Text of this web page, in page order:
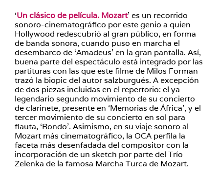
‘Un clásico de película. Mozart’ es un recorrido
sonoro-cinematográfico por este genio a quien
Hollywood redescubrió al gran público, en forma
de banda sonora, cuando puso en marcha el
desembarco de ‘Amadeus’ en la gran pantalla. Así,
buena parte del espectáculo está integrado por las
partituras con las que este filme de Milos Forman
trazó la biopic del autor salzburgués. A excepción
de dos piezas incluidas en el repertorio: el ya
legendario segundo movimiento de su concierto
de clarinete, presente en ‘Memorias de África’, y el
tercer movimiento de su concierto en sol para
flauta, ‘Rondo’. Asimismo, en su viaje sonoro al
Mozart más cinematográfico, la OCA perfila la
faceta más desenfadada del compositor con la
incorporación de un sketch por parte del Trío
Zelenka de la famosa Marcha Turca de Mozart.